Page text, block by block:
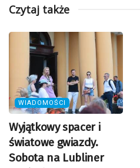
Czytaj także
WIADOMOŚCI
Wyjątkowy spacer i
światowe gwiazdy.
Sobota na Lubliner